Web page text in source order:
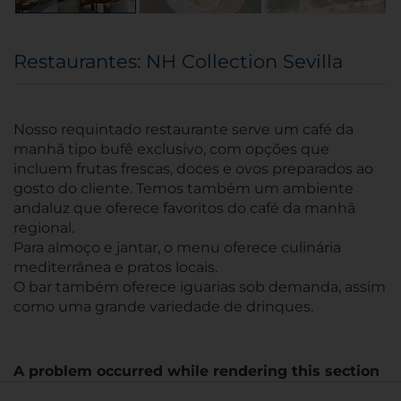
Restaurantes: NH Collection Sevilla
Nosso requintado restaurante serve um café da
manhã tipo bufê exclusivo, com opções que
incluem frutas frescas, doces e ovos preparados ao
gosto do cliente. Temos também um ambiente
andaluz que oferece favoritos do café da manhã
regional.
Para almoço e jantar, o menu oferece culinária
mediterrânea e pratos locais.
O bar também oferece iguarias sob demanda, assim
como uma grande variedade de drinques.
A problem occurred while rendering this section